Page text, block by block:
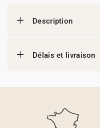
Description
Délais et livraison